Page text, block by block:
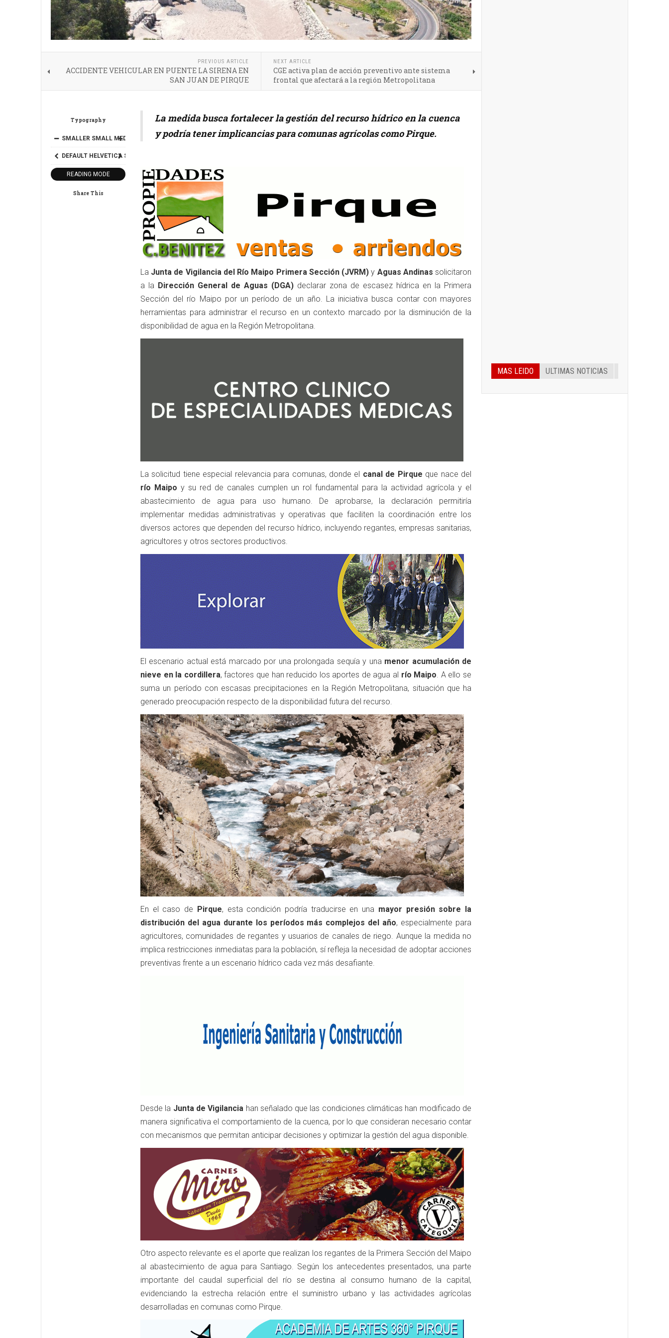
PREVIOUS ARTICLE
ACCIDENTE VEHICULAR EN PUENTE LA SIRENA EN
SAN JUAN DE PIRQUE
NEXT ARTICLE
CGE activa plan de acción preventivo ante sistema
frontal que afectará a la región Metropolitana
Typography
SMALLER SMALL MEDIUM BIGGER
DEFAULT HELVETICA SEGOE
READING MODE
Share This
La medida busca fortalecer la gestión del recurso hídrico en la cuenca
y podría tener implicancias para comunas agrícolas como Pirque.
La Junta de Vigilancia del Río Maipo Primera Sección (JVRM) y Aguas Andinas solicitaron
a la Dirección General de Aguas (DGA) declarar zona de escasez hídrica en la Primera
Sección del río Maipo por un período de un año. La iniciativa busca contar con mayores
herramientas para administrar el recurso en un contexto marcado por la disminución de la
disponibilidad de agua en la Región Metropolitana.
La solicitud tiene especial relevancia para comunas, donde el canal de Pirque que nace del
río Maipo y su red de canales cumplen un rol fundamental para la actividad agrícola y el
abastecimiento de agua para uso humano. De aprobarse, la declaración permitiría
implementar medidas administrativas y operativas que faciliten la coordinación entre los
diversos actores que dependen del recurso hídrico, incluyendo regantes, empresas sanitarias,
agricultores y otros sectores productivos.
El escenario actual está marcado por una prolongada sequía y una menor acumulación de
nieve en la cordillera, factores que han reducido los aportes de agua al río Maipo. A ello se
suma un período con escasas precipitaciones en la Región Metropolitana, situación que ha
generado preocupación respecto de la disponibilidad futura del recurso.
En el caso de Pirque, esta condición podría traducirse en una mayor presión sobre la
distribución del agua durante los períodos más complejos del año, especialmente para
agricultores, comunidades de regantes y usuarios de canales de riego. Aunque la medida no
implica restricciones inmediatas para la población, sí refleja la necesidad de adoptar acciones
preventivas frente a un escenario hídrico cada vez más desafiante.
Desde la Junta de Vigilancia han señalado que las condiciones climáticas han modificado de
manera significativa el comportamiento de la cuenca, por lo que consideran necesario contar
con mecanismos que permitan anticipar decisiones y optimizar la gestión del agua disponible.
Otro aspecto relevante es el aporte que realizan los regantes de la Primera Sección del Maipo
al abastecimiento de agua para Santiago. Según los antecedentes presentados, una parte
importante del caudal superficial del río se destina al consumo humano de la capital,
evidenciando la estrecha relación entre el suministro urbano y las actividades agrícolas
desarrolladas en comunas como Pirque.
MAS LEIDO ULTIMAS NOTICIAS